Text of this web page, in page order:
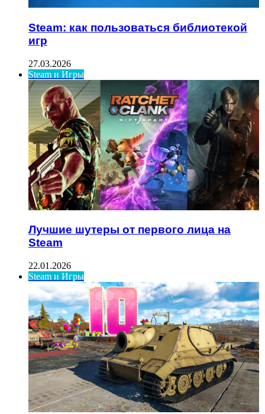
Steam: как пользоваться библиотекой
игр
27.03.2026
Steam и Игры
Лучшие шутеры от первого лица на
Steam
22.01.2026
Steam и Игры